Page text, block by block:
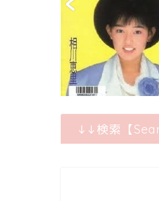
【再
って
↓↓検索【